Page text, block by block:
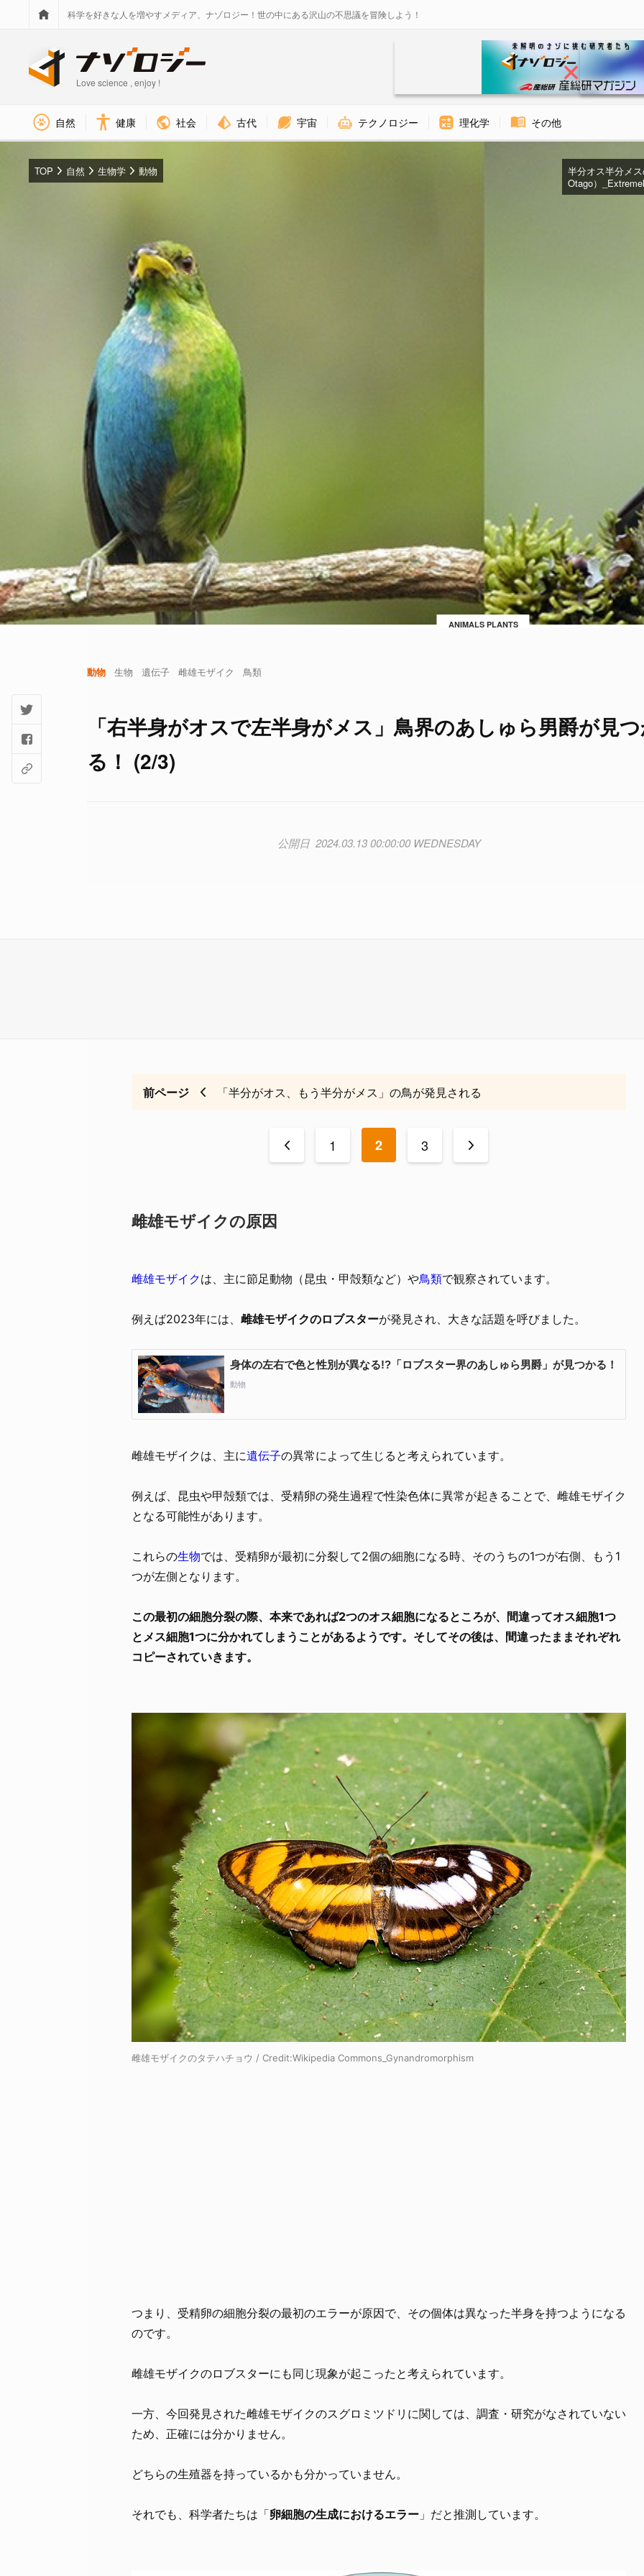
科学を好きな人を増やすメディア、ナゾロジー！世の中にある沢山の不思議を冒険しよう！
Love science , enjoy !
自然 健康 社会 古代 宇宙 テクノロジー 理化学 その他
半分オス半分メ
Otago）
ANIMALS PLANTS
TOP 自然 生物学 動物
動物 生物 遺伝子 雌雄モザイク 鳥類
「右半身がオスで左半身がメス」鳥界のあしゅら男爵が見
る！ (2/3)
2024.03.13 00:00:00 WEDNESDAY
前ページ 「半分がオス、もう半分がメス」の鳥が発見される
< 1 2 3 >
雌雄モザイクの原因
雌雄モザイクは、主に節足動物（昆虫・甲殻類など）や鳥類で観察されています。
例えば2023年には、 雌雄モザイクのロブスターが発見され、大きな話題を呼びました。
雌雄モザイクは、主に遺伝子の異常によって生じると考えられています。
例えば、昆虫や甲殻類では、受精卵の発生過程で性染色体に異常が起きることで、雌雄モザイク
となる可能性があります。
これらの生物では、受精卵が最初に分裂して2個の細胞になる時、そのうちの1つが右側、もう1
つが左側となります。
この最初の細胞分裂の際、本来であれば2つのオス細胞になるところが、間違ってオス細胞1つ
とメス細胞1つに分かれてしまうことがあるようです。そしてその後は、間違ったままそれぞれ
コピーされていきます。
雌雄モザイクのタテハチョウ / Credit:Wikipedia Commons_Gynandromorphism
つまり、受精卵の細胞分裂の最初のエラーが原因で、その個体は異なった半身を持つようになる
のです。
雌雄モザイクのロブスターにも同じ現象が起こったと考えられています。
一方、今回発見された雌雄モザイクのスグロミツドリに関しては、調査・研究がなされていない
ため、正確には分かりません。
どちらの生殖器を持っているかも分かっていません。
それでも、科学者たちは「卵細胞の生成におけるエラー 」だと推測しています。